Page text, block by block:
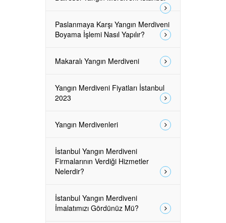
Paslanmaya Karşı Yangın Merdiveni
Boyama İşlemi Nasıl Yapılır?
Makaralı Yangın Merdiveni
Yangın Merdiveni Fiyatları İstanbul
2023
Yangın Merdivenleri
İstanbul Yangın Merdiveni
Firmalarının Verdiği Hizmetler
Nelerdir?
İstanbul Yangın Merdiveni
İmalatımızı Gördünüz Mü?